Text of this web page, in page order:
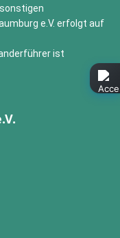
e.V. erfolgt auf
ist